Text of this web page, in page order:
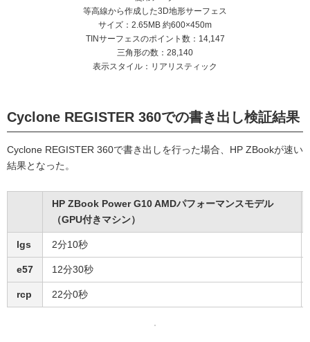
等高線から作成した3D地形サーフェス
サイズ：2.65MB 約600×450m
TINサーフェスのポイント数：14,147
三角形の数：28,140
表示スタイル：リアリスティック
Cyclone REGISTER 360での書き出し検証結果
Cyclone REGISTER 360で書き出しを行った場合、HP ZBookが速い
結果となった。
HP ZBook Power G10 AMDパフォーマンスモデル
（GPU付きマシン）
lgs 2分10秒
e57 12分30秒
rcp 22分0秒